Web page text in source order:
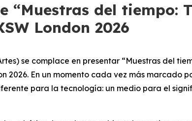
“Muestras del tiempo:
London 2026
se complace en presentar “Muestras del
2026. En un momento cada vez más marcado
para la tecnología: un medio para el